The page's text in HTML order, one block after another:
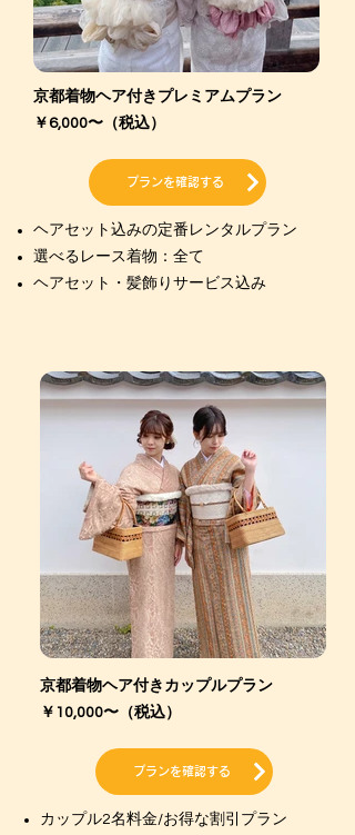
京都着物ヘア付きプレミアムプラン
￥6,000〜 （税込）
プランを確認する
ヘアセット込みの定番レンタルプラン
選べるレース着物：全て
ヘアセット・髪飾りサービス込み
京都着物ヘア付きカップルプラン
￥10,000〜 （税込）
プランを確認する
カップル2名料金/お得な割引プラン